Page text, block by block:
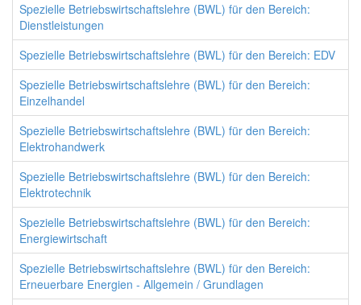
Spezielle Betriebswirtschaftslehre (BWL) für den Bereich:
Dienstleistungen
Spezielle Betriebswirtschaftslehre (BWL) für den Bereich: EDV
Spezielle Betriebswirtschaftslehre (BWL) für den Bereich:
Einzelhandel
Spezielle Betriebswirtschaftslehre (BWL) für den Bereich:
Elektrohandwerk
Spezielle Betriebswirtschaftslehre (BWL) für den Bereich:
Elektrotechnik
Spezielle Betriebswirtschaftslehre (BWL) für den Bereich:
Energiewirtschaft
Spezielle Betriebswirtschaftslehre (BWL) für den Bereich:
Erneuerbare Energien - Allgemein / Grundlagen